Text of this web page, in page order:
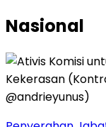
Nasional